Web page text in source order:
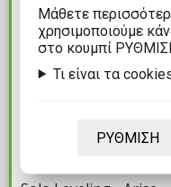
Mάθετε
χρησιμοποιούμε
στο κουμπί
Τι είναι τα
ΡΥΘΜΙΣΗ